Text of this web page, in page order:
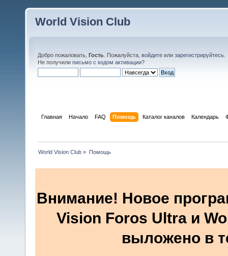
World Vision Club
Добро пожаловать, Гость . Пожалуйста, войдите или зарегистрируйтесь
Не получили письмо с кодом активации?
Главная Начало FAQ Помощь Каталог каналов Календарь
World Vision Club » Помощь
Внимание! Новое
Vision Foros Ultra и
выложено в